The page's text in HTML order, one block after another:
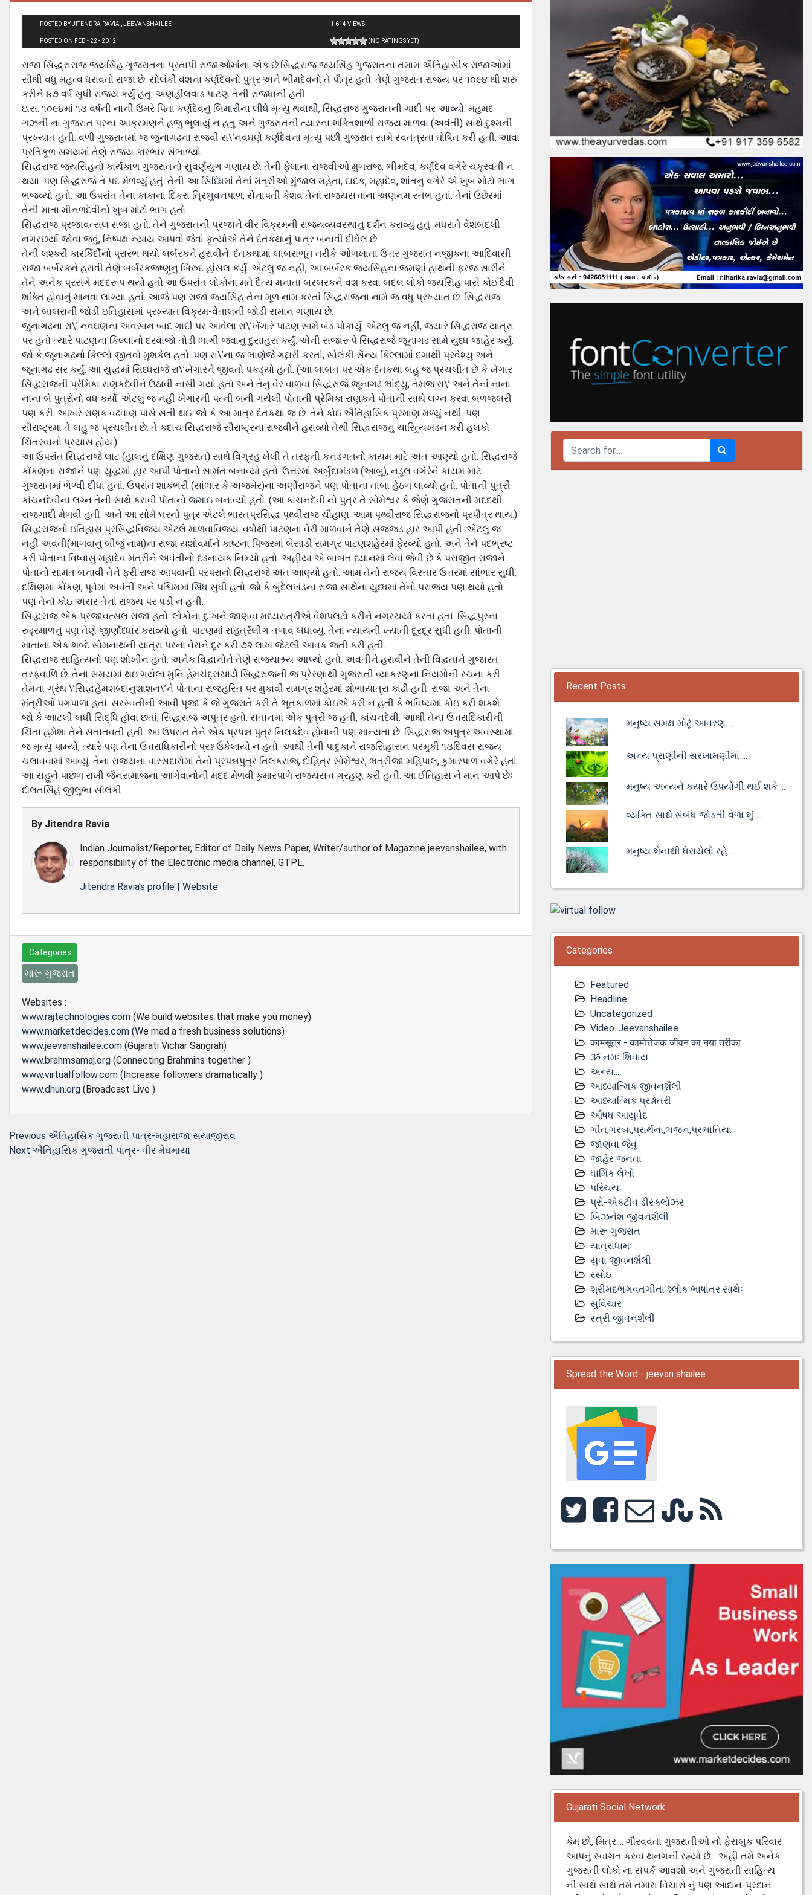
POSTED BY JITENDRA RAVIA , JEEVANSHAILEE
POSTED ON FEB - 22 - 2012
1,614 VIEWS
(NO RATINGS YET)
રાજા સિદ્ધ્રારાજ જયસિંહ ગુજરાતના પ્રતાપી રાજાઓમાંના એક છે.સિદ્ધરાજ જયસિંહ ગુજરાતના તમામ ઐતિહાસીક રાજાઓમાં
સૌથી વધુ મહત્વ ધરાવતો રાજા છે. સોલંકી વંશના કર્ણદેવનો પુત્ર અને ભીમદેવનો તે પૌત્ર હતો. તેણે ગુજરાત રાજ્ય પર ૧૦૯૪ થી શરુ
કરીને ૪૭ વર્ષ સુધી રાજ્ય કર્યુ હતુ. અણહીલવાડ પાટણ તેની રાજધાની હતી.
ઇ.સ. ૧૦૯૪માં ૧૩ વર્ષની નાની ઉંમરે પિતા કર્ણદેવનું બિમારીના લીધે મૃત્યુ થવાથી, સિદ્ધરાજ ગુજરાતની ગાદી પર આવ્યો. મહમદ
ગઝની ના ગુજરાત પરના આક્રમણને હજુ ભૂલાયું ન હતુ અને ગુજરાતની ત્યારના શક્તિશાળી રાજ્ય માળવા (અવંતી) સાથે દુશ્મની
પ્રખ્યાત હતી. વળી ગુજરાતમાં જ જુનાગઢના રાજવી રા\’નવઘણે કર્ણદેવના મૃત્યુ પછી ગુજરાત સામે સ્વતંત્રતા ઘોષિત કરી હતી. આવા
પ્રતિકૂળ સમયમાં તેણે રાજ્ય કારભાર સંભાળ્યો.
સિદ્ધરાજ જયસિંહનો કાર્યકાળ ગુજરાતનો સુવર્ણયુગ ગણાય છે. તેની ફેલાના રાજવીઓ મુળરાજ, ભીમદેવ, કર્ણદેવ વગેરે ચક્રવતી ન
થયા. પણ સિદ્ધરાજે તે પદ મેળવ્યું હતું. તેની આ સિધ્ધિમાં તેનાં મંત્રીઓ મુંજાલ મહેતા, દાદક, મહાદેવ, શાંતનુ વગેરે એ ખુબ મોટો ભાગ
ભજવ્યો હતો. આ ઉપરાંત તેના કાકાના દિકરા ત્રિભુવનપાળ, સેનાપતી કેશવ તેનાં રાજ્યસત્તાના અણનમ સ્તંભ હતાં. તેનાં ઉછેરમાં
તેની માતા મીનળદેવીનો ખુબ મોટો ભાગ હતો.
સિદ્ધરાજ પ્રજાવત્સલ રાજા હતો. તેને ગુજરાતની પ્રજાને વીર વિક્રમની રાજ્યવ્યવસ્થાનું દર્શન કરાવ્યું હતું. મધરાતે વેશબદલી
નગરછર્યા જોવા જવું, નિષ્પક્ષ ન્યાય આપવો જેવાં કૃત્યોએ તેને દંતકથાનું પાત્ર બનાવી દીધેલ છે.
તેની લશ્કરી કારર્કિર્દીનો પ્રારંભ થયો બર્બરકને હરાવીને. દંતકથામાં બાબરાભૂત તરીકે ઓળખાતા ઉત્તર ગુજરાત નજીકના આદિવાસી
રાજા બર્બરકને હરાવી તેણૅ બર્બરકજષ્ણુનુ બિરુદ હાંસલ કર્યુ. એટલુ જ નહી, આ બર્બરક જયસિંહના જમણાં હાથની ફરજ સારીને
તેને અનેક પ્રસંગે મદદરૂપ થયો હતો.આ ઉપરાંત લોકોના મતે દૈત્ય મનાતા બરબરકને વશ કરવા બદલ લોકો જયસિંહ પાસે કોઇ દૈવી
શક્તિ હોવાનું માનવા લાગ્યા હતાં. આજે પણ રાજા જયસિંહ તેના મૂળ નામ કરતાં સિદ્ધરાજના નામે જ વધુ પ્રખ્યાત છે. સિદ્ધરાજ
અને બાબરાની જોડી ઇતિહાસમાં પ્રખ્યાત વિક્રમ-વેતાલની જોડી સમાન ગણાય છે.
જુનાગઢના રા\’ નવઘણના અવસાન બાદ ગાદી પર આવેલા રા\’ખેંગારે પાટણ સામે બંડ પોકાર્યુ. એટલુ જ નહીં, જ્યારે સિદ્ધરાજ યાત્રા
પર હતો ત્યારે પાટણના કિલ્લાનો દરવાજો તોડી ભાગી જવાનુ દુસાહસ કર્યું. એની સજારૂપે સિદ્ધરાજે જૂનાગઢ સામે યુધ્ધ જાહેર કર્યુ.
જો કે જૂનાગઢનો કિલ્લો જીતવો મુશકેલ હતો. પણ રા\’ના જ ભાણેજે ગદ્દારી કરતાં, સોલંકી સૈન્ય કિલ્લામાં દગાથી પ્રવેશ્યુ અને
જૂનાગઢ સર કર્યું. આ યુદ્ધમાં સિધ્ધરાજે રા\’ખેંગારને જીવતો પકડ્યો હતો. (આ બાબત પર એક દંતકથા બહુ જ પ્રચલીત છે કે ખેંગાર
સિદ્ધરાજની પ્રેમિકા રાણકદેવીને ઉઠાવી નાસી ગયો હતો અને તેનુ વેર વાળવા સિદ્ધરાજે જૂનાગઢ ભાંદ્યુ, તેમજ રા\’ અને તેનાં નાના
નાના બે પુત્રોનો વધ કર્યો. એટલુ જ નહીં ખેંગારની પત્ની બની ગયેલી પોતાની પ્રેમિકા રાણકને પોતાની સાથે લગ્ન કરવા બળજબરી
પણ કરી. આખરે રાણક વઢવાણ પાસે સતી થઇ. જો કે આ માત્ર દંતકથા જ છે. તેને કોઇ ઐતિહાસિક પ્રમાણ મળ્યું નથી. પણ
સૌરાષ્ટ્રમા તે બહુ જ પ્રચલીત છે. તે કદાચ સિદ્ધરાજે સૌરાષ્ટ્રના રાજવીને હરાવ્યો તેથી સિદ્ધરાજનુ ચારિત્ર્યખંડન કરી હલકો
ચિતરવાનો પ્રયાસ હોય.)
આ ઉપરાંત સિદ્ધરાજે લાટ (હાલનું દક્ષિણ ગુજરાત) સાથે વિગ્રહ ખેલી તે તરફની કનડગતનો કાયમ માટે અંત આણ્યો હતો. સિદ્ધરાજે
કોંકણના રાજાને પણ યુદ્ધમાં હાર આપી પોતાનો સામંત બનાવ્યો હતો. ઉત્તરમાં અર્બુદામંડળ (આબુ), નડૂલ વગેરેને કાયમ માટે
ગુજરાતમાં ભેળ્વી દીધા હતાં. ઉપરાંત શાકંભરી (સાંભાર કે અજમેર)ના અર્ણોરાજને પણ પોતાના તાબા હેઠળ લાવ્યો હતો. પોતાની પુત્રી
કાંચનદેવીના લગ્ન તેની સાથે કરાવી પોતાનો જમાઇ બનાવ્યો હતો. (આ કાંચનદેવી નો પુત્ર તે સોમેશ્વર કે જેણે ગુજરાતની મદદથી
રાજગાદી મેળવી હતી. અને આ સોમેશ્વરનો પુત્ર એટલે ભારતપ્રસિદ્ધ પૃથ્વીરાજ ચૌહાણ. આમ પૃથ્વીરાજ સિદ્ધરાજનો પ્રપૌત્ર થાય.)
સિદ્ધરાજનો ઇતિહાસ પ્રસિદ્ધવિજય એટલે માળવાવિજય. વર્ષોથી પાટણના વેરી માળવાને તેણે સજ્જડ હાર આપી હતી. એટલું જ
નહીં અવંતી(માળવાનું બીજું નામ)ના રાજા યશોવર્માને કાષ્ટના પિંજરમાં બેસાડી સમગ્ર પાટણશહેરમાં ફેરવ્યો હતો. અને તેને પદભ્રષ્ટ
કરી પોતાના વિષ્વાસુ મહાદેવ મંત્રીને અવંતીનો દંડનાયક નિમ્યો હતો. અહીંયા એ બાબત ધ્યાનમાં લેવાં જેવી છે કે પરાજીત રાજાને
પોતાનો સામંત બનાવી તેને ફરી રાજ આપવાની પરંપરાનો સિદ્ધરાજે અંત આણ્યો હતો. આમ તેનો રાજ્ય વિસ્તાર ઉત્તરમાં સાંભાર સુધી,
દક્ષિણમાં કોંકણ, પૂર્વમાં અવંતી અને પશ્ચિમમાં સિંધ સુધી હતો. જો કે બુંદેલખંડના રાજા સાથેના યુધ્ધમાં તેનો પરાજય પણ થયો હતો.
પણ તેનૉ કોઇ અસર તેનાં રાજ્ય પર પડી ન હતી.
સિદ્ધરાજ એક પ્રજાવત્સલ રાજા હતો. લોકોના દુઃખને જાણવા મધ્યરાત્રીએ વેશપલટો કરીને નગરચર્યા કરતાં હતાં. સિદ્ધપુરના
રુઢ્રમાળનું પણ તેણે જીર્ણોધ્ધાર કરાવ્યો હતો. પાટણમાં સહર્ત્રલીંગ તળાવ બંધાવ્યું. તેના ન્યાયની ખ્યાતી દૂરદૂર સુધી હતી. પોતાની
માતાના એક શબ્દે સોમનાથની યાત્રા પરના વેરાને દૂર કરી ૭૨ લાખ જેટલી આવક જતી કરી હતી.
સિદ્ધરાજ સાહિત્યનો પણ શોખીન હતો. અનેક વિદ્વાનોને તેણે રાજ્યાશ્ર્ય આપ્યો હતો. અવંતીને હરાવીને તેની વિદ્વતાને ગુજારત
તરફવાળિ છે. તેના સમયમાં થઇ ગયેલા મુનિ હેમચંદ્રાચાર્યે સિદ્ધરાજની જ પ્રેરણાથી ગુજરાતી વ્યાકરણના નિયમોની રચના કરી.
તેમના ગ્રંથ \’સિદ્ધહેમશબ્દાનુશાશન\’ને પોતાના રાજહસ્તિ પર મુકાવી સમગ્ર શહેરમાં શોભાયાત્રા કાઢી હતી. રાજા અને તેના
મંત્રીઓ પગપાળા હતાં. સરસ્વતીની આવી પૂજા કે જે ગુજરાતે કરી તે ભૂતકાળમાં કોઇએ કરી ન હતી કે ભવિષ્યમાં કોઇ કરી શકશે.
જો કે આટલી બધી સિદ્ધિ હોવા છતાં, સિદ્ધરાજ અપુત્ર હતો. સંતાનમાં એક પુત્રી જ હતી, કાંચનદેવી. આથી તેના ઉત્તરાદિકારીની
ચિંતા હમેશા તેને સતાતવતી હતી. આ ઉપરાંત તેને એક પ્રપન્ન પુત્ર નિલકદેવ હોવાની પણ માન્યતા છે. સિદ્ધરાજ અપુત્ર અવસ્થામાં
જ મૃત્યુ પામ્યો, ત્યારે પણ તેના ઉત્તરાધિકારીનો પ્રશ્ન ઉકેલાયો ન હતો. આથી તેની પાદુકાને રાજસિંહાસન પરમુકી ૧૩દિવસ રાજ્ય
ચલાવવામાં આવ્યું. તેના રાજ્યના વારસદારોમાં તેનો પ્રપન્નપુત્ર તિલકરાજ, દોહિત્ર સોમેશ્વર, ભત્રીજા મહિપાલ, કુમારપાળ વગેરે હતાં.
આ સહુને પાછળ રાખી જૈનસમાજના આગેવાનોની મદદ મેળવી કુમારપાળે રાજ્યસત્ત ગ્રહણ કરી હતી. આ ઈતિહાસ ને માન આપે છેઃ
દૉલતસિંહ જીલુભા સૉલંકી
By Jitendra Ravia
Indian Journalist/Reporter, Editor of Daily News Paper, Writer/author of Magazine jeevanshailee, with
responsibility of the Electronic media channel, GTPL.
Jitendra Ravia's profile | Website
Categories
મારૂ ગુજરાત
Websites :
www.rajtechnologies.com (We build websites that make you money)
www.marketdecides.com (We mad a fresh business solutions)
www.jeevanshailee.com (Gujarati Vichar Sangrah)
www.brahmsamaj.org (Connecting Brahmins together )
www.virtualfollow.com (Increase followers dramatically )
www.dhun.org (Broadcast Live )
Post
navigation
Previous Previous
post:
ઐતિહાસિક ગુજરાતી પાત્ર-મહારાજા સયાજીરાવ
Next Next
ઐતિહાસિક ગુજરાતી પાત્ર- વીર મેઘમાયા
Recent Posts
મનુષ્ય સમક્ષ મોટૂં આવરણ ...
અન્ય પ્રાણીની સરખામણીમાં ...
મનુષ્ય અન્યને કયારે ઉપયોગી થઈ શકે ...
વ્યક્તિ સાથે સંબંધ જોડતી વેળા શું ...
મનુષ્ય શેનાથી ધેરાયેલો રહે ...
Categories
Featured
Headline
Uncategorized
Video-Jeevanshailee
कामसूत्र - कामोत्तेजक जीवन का नया तरीका
ૐ નમઃ શિવાય
અન્ય...
આધ્યાત્મિક જીવનશૈલી
આધ્યાત્મિક પ્રશ્નોતરી
ઔષધ આયુર્વેદ
ગીત,ગરબા,પ્રાર્થના,ભજન,પ્રભાતિયા
જાણવા જેવુ
જાહેર જનતા
ધાર્મિક લેખો
પરિચય
પ્રો-એક્ટીવ ડીસ્‍ક્લોઝર
બિઝનેશ જીવનશૈલી
મારૂ ગુજરાત
યાત્રાધામઃ
યુવા જીવનશૈલી
રસોઇ
શ્રીમદભગવતગીતા શ્લોક ભાષાંતર સાથેઃ
સુવિચાર
સ્ત્રી જીવનશૈલી
Spread the Word - jeevan shailee
Gujarati Social Network
કેમ છો, મિત્ર.... ગૌરવવંતા ગુજરાતીઓ નો ફેસબુક પરિવાર
આપનું સ્વાગત કરવા થનગની રહ્યો છે... અહી તમે અનેક
ગુજરાતી લોકો ના સંપર્ક આવશો અને ગુજરાતી સાહિત્ય
ની સાથે સાથે તમે તમારા વિચારો નું પણ આદાન-પ્રદાન